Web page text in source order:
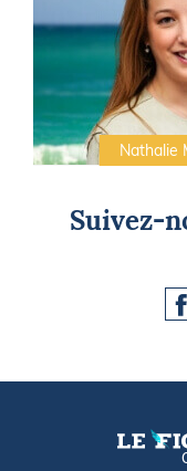
Nathalie
Suivez-